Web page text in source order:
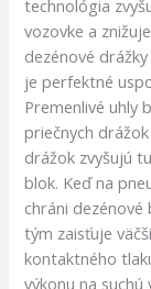
technológia
vozovke a
dezénové
je perfektné
Premenlivé uhly
priečnych
drážok zvyšujú
blok. Keď na
chráni
tým zaisťuje
kontaktného
výkonu na